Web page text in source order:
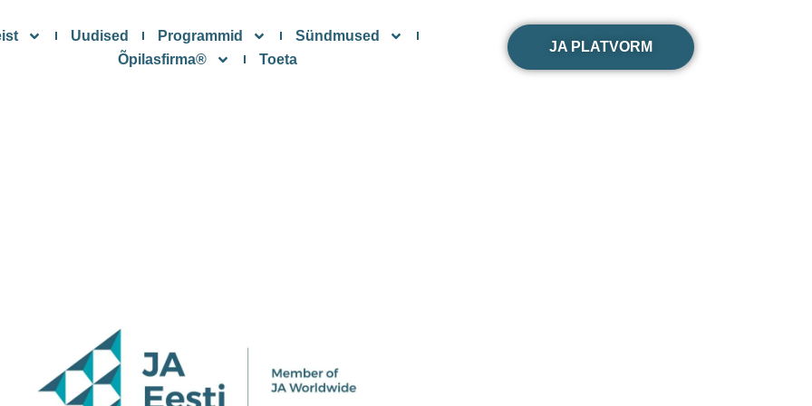
Uudised Programmid
Sündmused
Õpilasfirma®
Toeta
JA PLATVORM